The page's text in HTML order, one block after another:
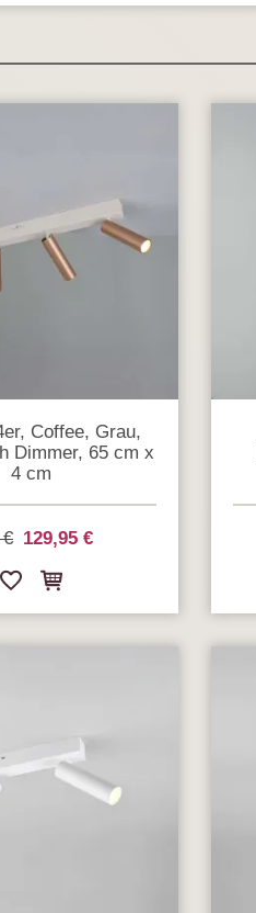
Coffee, Grau,
Dimmer, 65 cm x
4 cm
129,95 €